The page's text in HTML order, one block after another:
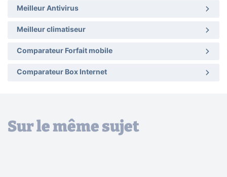
Meilleur Antivirus
Meilleur climatiseur
Comparateur Forfait mobile
Comparateur Box Internet
Sur le même sujet